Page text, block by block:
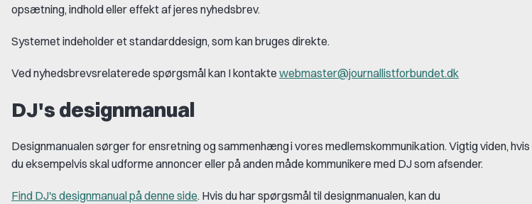
opsætning, indhold eller effekt af jeres nyhedsbrev.
Systemet indeholder et standarddesign, som kan bruges direkte.
Ved nyhedsbrevsrelaterede spørgsmål kan I kontakte webmaster@journallistforbundet.dk
DJ's designmanual
Designmanualen sørger for ensretning og sammenhængi vores medlemskommunikation. Vigtig viden, hvis
dueksempelvis skal udforme annoncer eller påanden måde kommunikere med DJ som afsender.
Find DJ's designmanual på denne side. Hvis du har spørgsmål til designmanualen, kan du